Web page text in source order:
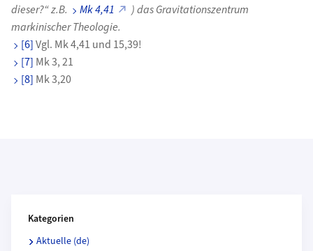
dieser?“ z.B.
Mk 4,41
) das Gravitationszentrum
markinischer Theologie.
[6]Vgl. Mk 4,41 und 15,39!
[7] Mk 3, 21
[8] Mk 3,20
Kategorien
Aktuelle (de)